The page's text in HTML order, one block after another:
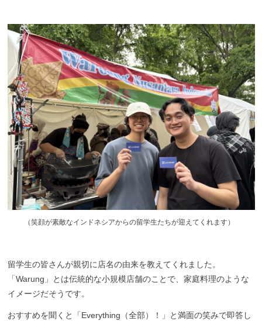
（笑顔が素敵なインドネシアからの留学生たちが迎えてくれます）
留学生の皆さんが親切に店名の由来を教えてくれました 。
「Warung」とは伝統的な小規模店舗のことで、家庭料理のような
イメージだそうです。
おすすめを聞くと「Everything（全部）！」と満面の笑みで即答し